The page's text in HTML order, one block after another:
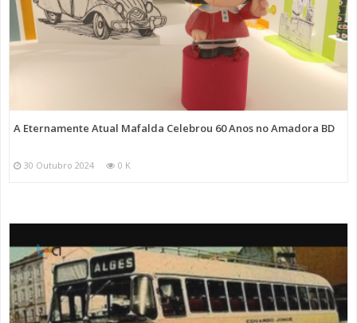
A Eternamente Atual Mafalda Celebrou 60 Anos no Amadora BD
30 Outubro 2024 0 K